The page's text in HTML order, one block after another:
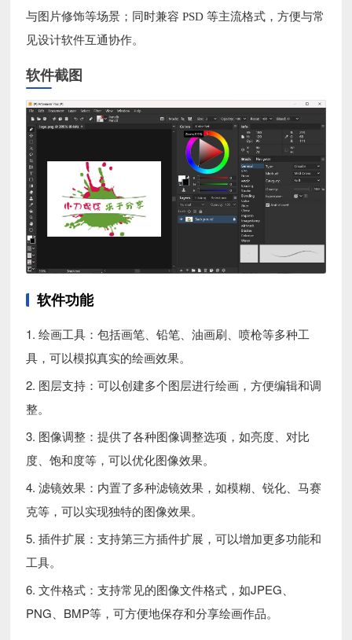
与图片修饰等场景；同时兼容 PSD 等主流格式，方便与常
见设计软件互通协作。
软件截图
软件功能
1. 绘画工具：包括画笔、铅笔、油画刷、喷枪等多种工
具，可以模拟真实的绘画效果。
2. 图层支持：可以创建多个图层进行绘画，方便编辑和调
整。
3. 图像调整：提供了各种图像调整选项，如亮度、对比
度、饱和度等，可以优化图像效果。
4. 滤镜效果：内置了多种滤镜效果，如模糊、锐化、马赛
克等，可以实现独特的图像效果。
5. 插件扩展：支持第三方插件扩展，可以增加更多功能和
工具。
6. 文件格式：支持常见的图像文件格式，如JPEG、
PNG、BMP等，可方便地保存和分享绘画作品。